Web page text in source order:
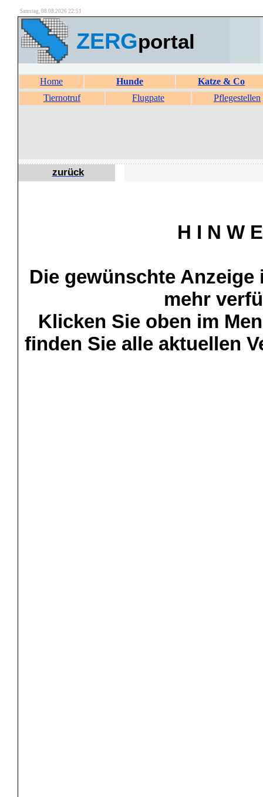
Samstag, 08.08.2026 22:51
ZERGportal
Home Hunde
Katze & Co
Tiernotruf
Flugpate Pflegestellen
zurück
H I N W
Die gewünschte
mehr
Klicken Sie oben im
finden Sie alle aktuellen